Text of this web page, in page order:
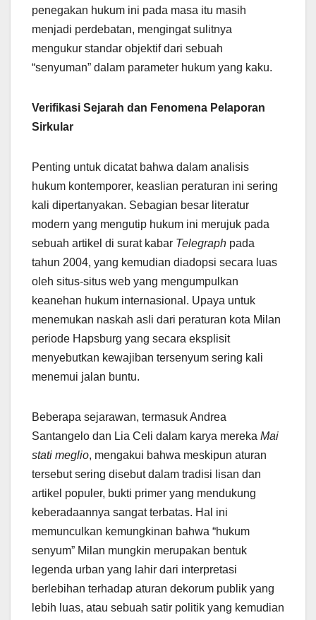
penegakan hukum ini pada masa itu masih
menjadi perdebatan, mengingat sulitnya
mengukur standar objektif dari sebuah
“senyuman” dalam parameter hukum yang kaku.
Verifikasi Sejarah dan Fenomena Pelaporan
Sirkular
Penting untuk dicatat bahwa dalam analisis
hukum kontemporer, keaslian peraturan ini sering
kali dipertanyakan. Sebagian besar literatur
modern yang mengutip hukum ini merujuk pada
sebuah artikel di surat kabar Telegraph pada
tahun 2004, yang kemudian diadopsi secara luas
oleh situs-situs web yang mengumpulkan
keanehan hukum internasional. Upaya untuk
menemukan naskah asli dari peraturan kota Milan
periode Hapsburg yang secara eksplisit
menyebutkan kewajiban tersenyum sering kali
menemui jalan buntu.
Beberapa sejarawan, termasuk Andrea
Santangelo dan Lia Celi dalam karya mereka Mai
stati meglio, mengakui bahwa meskipun aturan
tersebut sering disebut dalam tradisi lisan dan
artikel populer, bukti primer yang mendukung
keberadaannya sangat terbatas. Hal ini
memunculkan kemungkinan bahwa “hukum
senyum” Milan mungkin merupakan bentuk
legenda urban yang lahir dari interpretasi
berlebihan terhadap aturan dekorum publik yang
lebih luas, atau sebuah satir politik yang kemudian